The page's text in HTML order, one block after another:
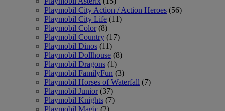
Playmobil City Action / Action Heroes (56)
Playmobil City Life (11)
Playmobil Color (8)
Playmobil Country (17)
Playmobil Dinos (11)
Playmobil Dollhouse (8)
Playmobil Dragons (1)
Playmobil FamilyFun (3)
Playmobil Horses of Waterfall (7)
Playmobil Junior (37)
Playmobil Knights (7)
Playmobil Magic (2)